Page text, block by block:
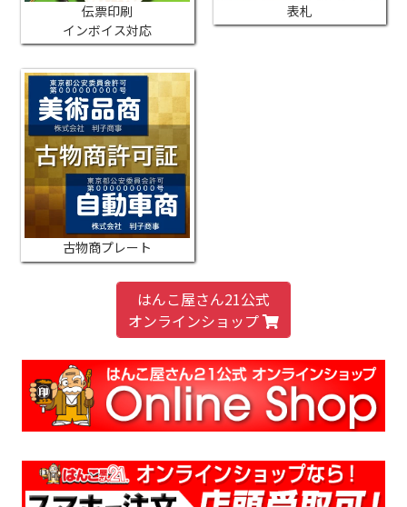
伝票印刷
インボイス対応
表札
古物商プレート
はんこ屋さん21公式
オンラインショップ